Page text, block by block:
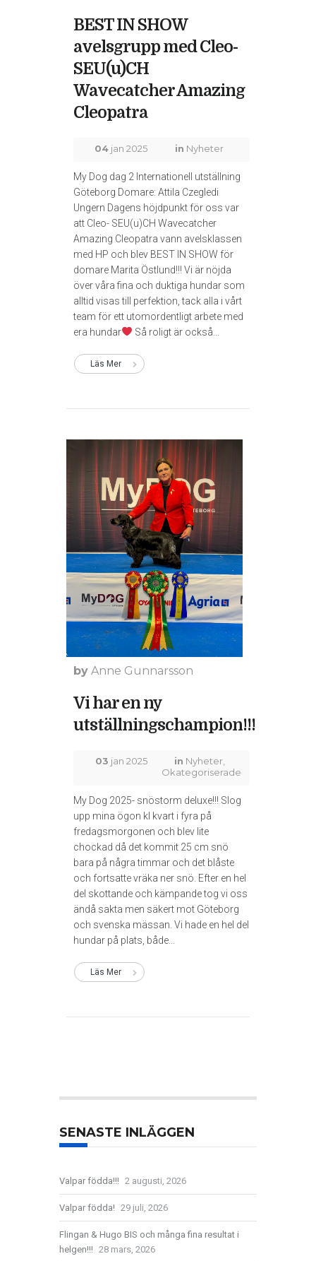
BEST IN SHOW
avelsgrupp med Cleo-
SEU(u)CH
Wavecatcher Amazing
Cleopatra
04 jan 2025 in Nyheter
My Dog dag 2 Internationell utställning
Göteborg Domare: Attila Czegledi
Ungern Dagens höjdpunkt för oss var
att Cleo- SEU(u)CH Wavecatcher
Amazing Cleopatra vann avelsklassen
med HP och blev BEST IN SHOW för
domare Marita Östlund!!! Vi är nöjda
över våra fina och duktiga hundar som
alltid visas till perfektion, tack alla i vårt
team för ett utomordentligt arbete med
era hundar
Så roligt är också...
Läs Mer
by Anne Gunnarsson
Vi har en ny
utställningschampion!!!
03 jan 2025 in Nyheter,
Okategoriserade
My Dog 2025- snöstorm deluxe!!! Slog
upp mina ögon kl kvart i fyra på
fredagsmorgonen och blev lite
chockad då det kommit 25 cm snö
bara på några timmar och det blåste
och fortsatte vräka ner snö. Efter en hel
del skottande och kämpande tog vi oss
ändå sakta men säkert mot Göteborg
och svenska mässan. Vi hade en hel del
hundar på plats, både...
Läs Mer
SENASTE INLÄGGEN
Valpar födda!!! 2 augusti, 2026
Valpar födda! 29 juli, 2026
Flingan & Hugo BIS och många fina resultat i
helgen!!! 28 mars, 2026